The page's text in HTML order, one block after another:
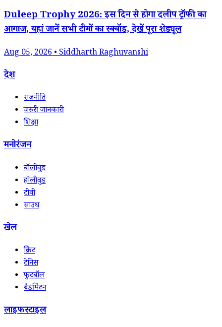
Duleep Trophy 2026: इस दिन से होगा दलीप ट्रॉफी का
आगाज, यहां जानें सभी टीमों का स्क्वॉड, देखें पूरा शेड्यूल
Aug 05, 2026 • Siddharth Raghuvanshi
देश
राजनीति
जरुरी जानकारी
शिक्षा
मनोरंजन
बॉलीवुड
हॉलीवुड
टीवी
साउथ
खेल
क्रिकेट
टेनिस
फुटबॉल
बैडमिंटन
लाइफस्टाइल